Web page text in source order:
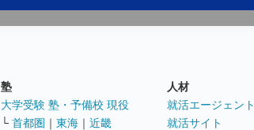
塾
大学受験 塾・予備校 現役
└ 首都圏 ｜ 東海 ｜ 近畿
人材
就活エージェント
就活サイト